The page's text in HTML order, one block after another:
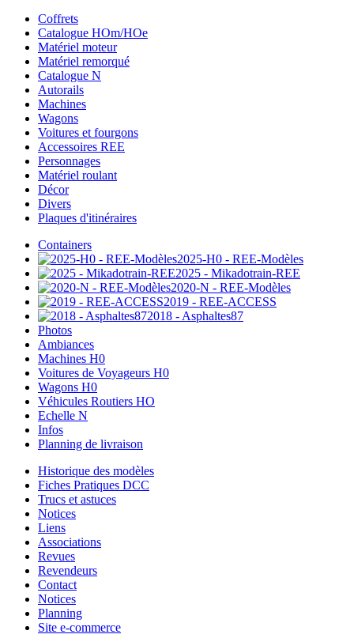
Coffrets
Catalogue HOm/HOe
Matériel moteur
Matériel remorqué
Catalogue N
Autorails
Machines
Wagons
Voitures et fourgons
Accessoires REE
Personnages
Matériel roulant
Décor
Divers
Plaques d'itinéraires
Containers
2025-H0 - REE-Modèles
2025 - Mikadotrain-REE
2020-N - REE-Modèles
2019 - REE-ACCESS
2018 - Asphaltes87
Photos
Ambiances
Machines H0
Voitures de Voyageurs H0
Wagons H0
Véhicules Routiers HO
Echelle N
Infos
Planning de livraison
Historique des modèles
Fiches Pratiques DCC
Trucs et astuces
Notices
Liens
Associations
Revues
Revendeurs
Contact
Notices
Planning
Site e-commerce